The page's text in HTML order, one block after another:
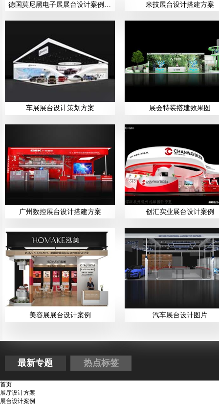
米技展台设计搭建方案
车展展台设计策划方案 展会特装搭建效果图
广州数控展台设计搭建方案 创汇实业展台设计案例
美容展展台设计案例 汽车展台设计图片
最新专题 热点标签
首页
展厅设计方案
展台设计案例